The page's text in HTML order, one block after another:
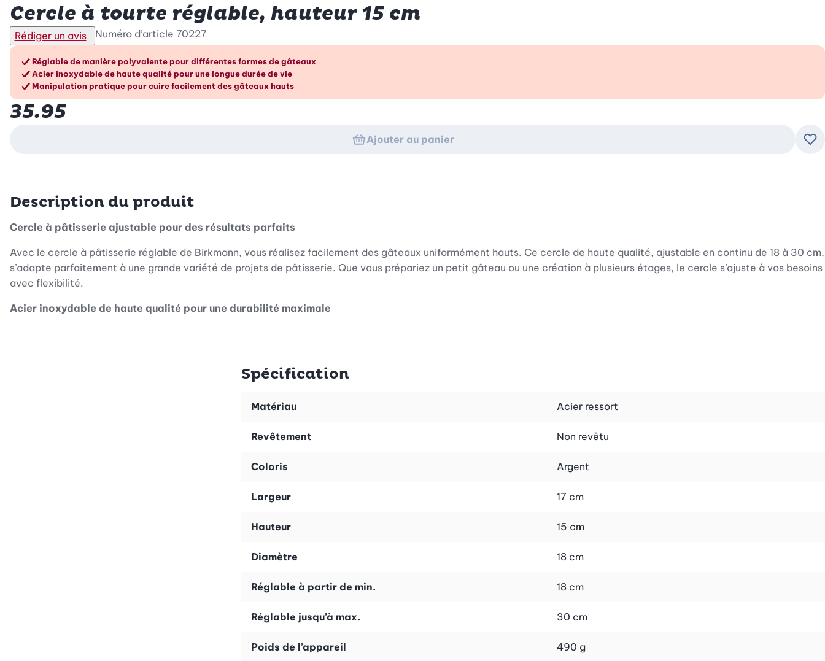
Cercle à tourte réglable, hauteur 15 cm
Rédiger un avis Numéro d’article 70227
Les avantages en un coup d’œil
Réglable de manière polyvalente pour différentes formes de gâteaux
Acier inoxydable de haute qualité pour une longue durée de vie
Manipulation pratique pour cuire facilement des gâteaux hauts
35.95
Ajouter au panier
Description du produit
Cercle à pâtisserie ajustable pour des résultats parfaits
Avec le cercle à pâtisserie réglable de Birkmann, vous réalisez facilement des gâteaux uniformément hauts. Ce cercle de haute qualité, ajustable en continu de 18 à 30 cm,
s’adapte parfaitement à une grande variété de projets de pâtisserie. Que vous prépariez un petit gâteau ou une création à plusieurs étages, le cercle s’ajuste à vos besoins
avec flexibilité.
Acier inoxydable de haute qualité pour une durabilité maximale
auront un aspect professionnel et élégant, parfaites pour les occasions spéciales.
Le cercle est équipé de poignées intégrées qui facilitent son réglage et son utilisation lors de la cuisson. De plus, il est compatible avec le lave-vaisselle, ce qui rend son
Spécification
Matériau Acier ressort
Revêtement Non revêtu
Coloris Argent
Largeur 17 cm
Hauteur 15 cm
Diamètre 18 cm
Réglable à partir de min. 18 cm
Réglable jusqu’à max. 30 cm
Poids de l’appareil 490 g